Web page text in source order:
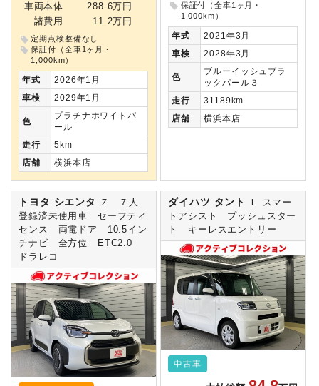
車両本体
288.6万円
諸費用
11.2万円
定期点検整備なし
保証付（全車1ヶ月・
1,000km）
年式
2026年1月
車検
2029年1月
色
プラチナホワイトパ
ール
走行
5km
店舗
横浜本店
保証付（全車1ヶ月・
1,000km）
年式
2021年3月
車検
2028年3月
色
ブルーイッシュブラ
ックパール３
走行
31189km
店舗
横浜本店
トヨタ シエンタ
Ｚ ７人
登録済未使用車 セーフティ
センス 両電ドア 10.5イン
チナビ 全方位 ETC2.0
ドラレコ
ダイハツ タント
Ｌ スマー
トアシスト プッシュスター
ト キーレスエントリー
中古車